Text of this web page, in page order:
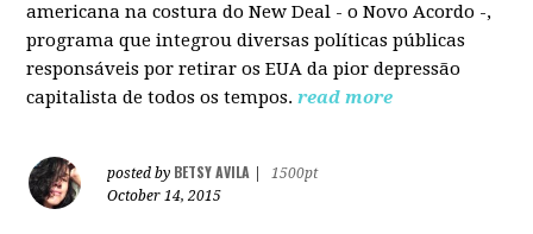
americana na costura do New Deal - o Novo Acordo -,
programa que integrou diversas políticas públicas
responsáveis por retirar os EUA da pior depressão
capitalista de todos os tempos. read more
posted by BETSY AVILA
1500pt
October 14, 2015